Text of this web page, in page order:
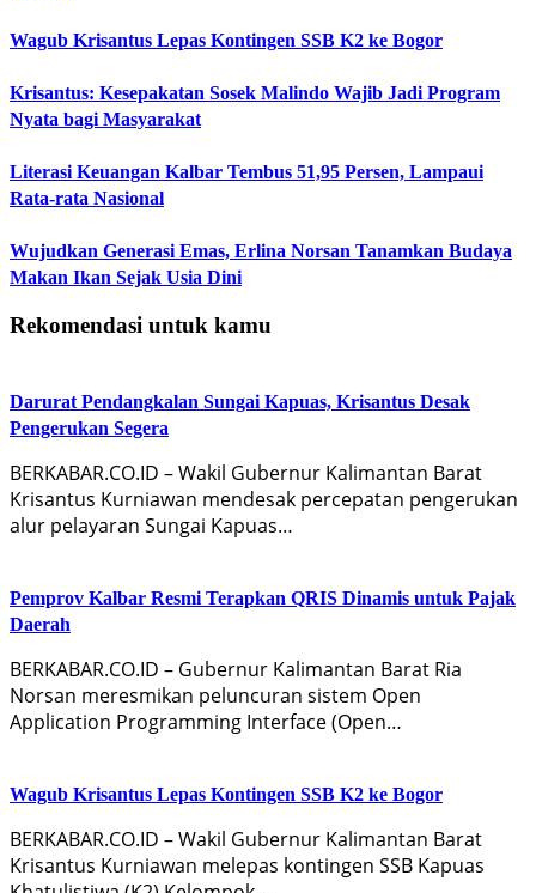
Wagub Krisantus Lepas Kontingen SSB K2 ke Bogor
Krisantus: Kesepakatan Sosek Malindo Wajib Jadi Program
Nyata bagi Masyarakat
Literasi Keuangan Kalbar Tembus 51,95 Persen, Lampaui
Rata-rata Nasional
Wujudkan Generasi Emas, Erlina Norsan Tanamkan Budaya
Makan Ikan Sejak Usia Dini
Rekomendasi untuk kamu
Darurat Pendangkalan Sungai Kapuas, Krisantus Desak
Pengerukan Segera
BERKABAR.CO.ID – Wakil Gubernur Kalimantan Barat
Krisantus Kurniawan mendesak percepatan pengerukan
alur pelayaran Sungai Kapuas…
Pemprov Kalbar Resmi Terapkan QRIS Dinamis untuk Pajak
Daerah
BERKABAR.CO.ID – Gubernur Kalimantan Barat Ria
Norsan meresmikan peluncuran sistem Open
Application Programming Interface (Open…
Wagub Krisantus Lepas Kontingen SSB K2 ke Bogor
BERKABAR.CO.ID – Wakil Gubernur Kalimantan Barat
Krisantus Kurniawan melepas kontingen SSB Kapuas